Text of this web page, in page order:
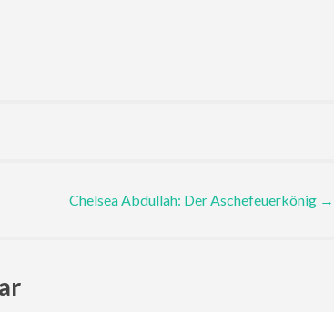
Chelsea Abdullah: Der Aschefeuerkönig →